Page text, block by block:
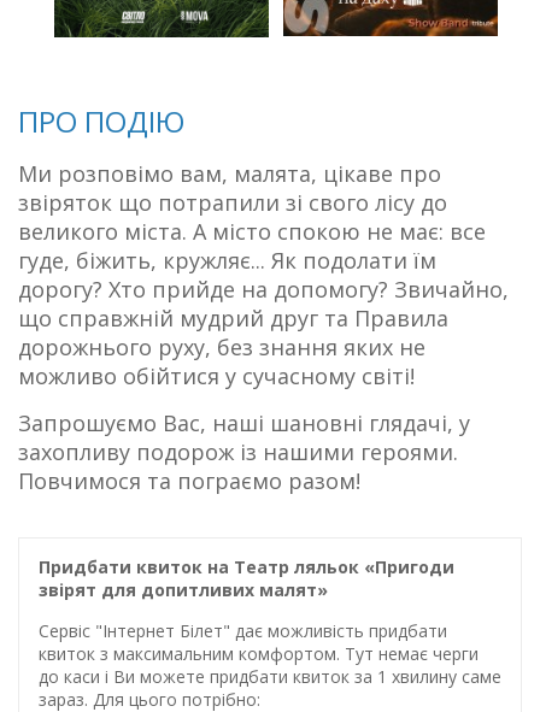
ПРО ПОДІЮ
Ми розповімо вам, малята, цікаве про
звіряток що потрапили зі свого лісу до
великого міста. А місто спокою не має: все
гуде, біжить, кружляє... Як подолати їм
дорогу? Хто прийде на допомогу? Звичайно,
що справжній мудрий друг та Правила
дорожнього руху, без знання яких не
можливо обійтися у сучасному світі!
Запрошуємо Вас, наші шановні глядачі, у
захопливу подорож із нашими героями.
Повчимося та пограємо разом!
Придбати квиток на Театр ляльок «Пригоди
звірят для допитливих малят»
Сервіс "Інтернет Білет" дає можливість придбати
квиток з максимальним комфортом. Тут немає черги
до каси і Ви можете придбати квиток за 1 хвилину саме
зараз. Для цього потрібно: